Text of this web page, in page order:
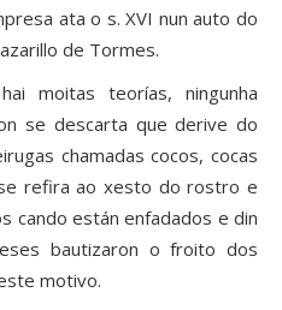
ata o s. XVI nun auto do
de Tormes.
moitas teorías, ningunha
se descarta que derive do
chamadas cocos, cocas
refira ao xesto do rostro e
cando están enfadados e din
bautizaron o froito dos
motivo.